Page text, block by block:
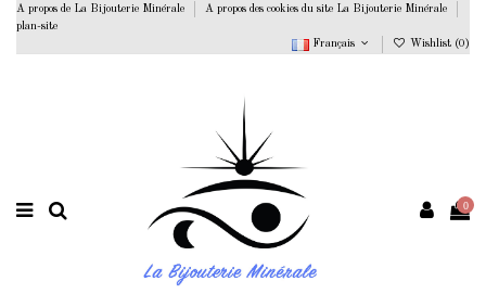
A propos de La Bijouterie Minérale
A propos des cookies du site La Bijouterie Minérale
plan-site
Français
Wishlist (0 )
0